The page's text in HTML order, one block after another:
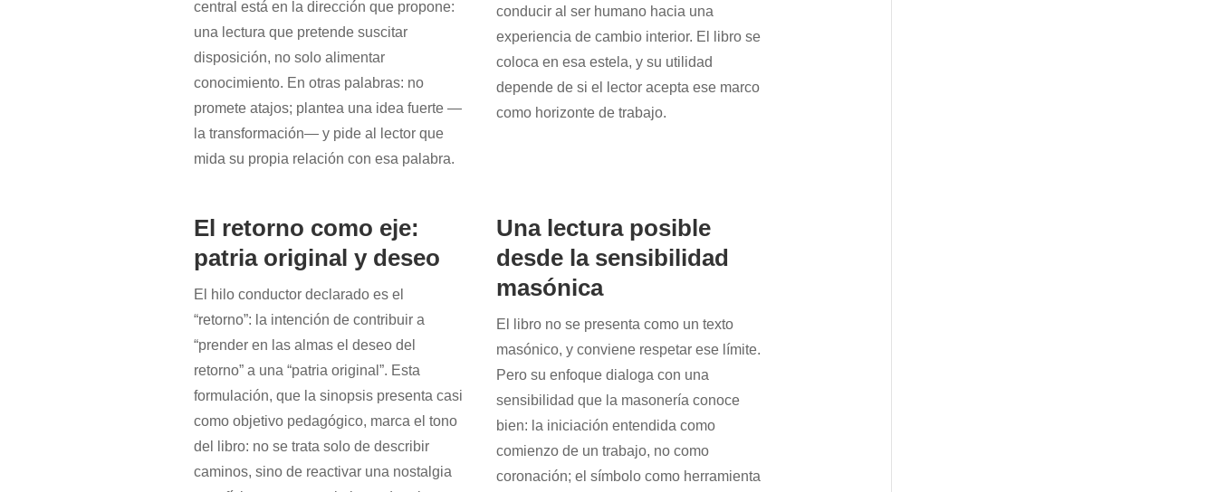
central está en la dirección que propone:
una lectura que pretende suscitar
disposición, no solo alimentar
conocimiento. En otras palabras: no
promete atajos; plantea una idea fuerte —
la transformación— y pide al lector que
mida su propia relación con esa palabra.
conducir al ser humano hacia una
experiencia de cambio interior. El libro se
coloca en esa estela, y su utilidad
depende de si el lector acepta ese marco
como horizonte de trabajo.
El retorno como eje:
patria original y deseo
El hilo conductor declarado es el
“retorno”: la intención de contribuir a
“prender en las almas el deseo del
retorno” a una “patria original”. Esta
formulación, que la sinopsis presenta casi
como objetivo pedagógico, marca el tono
del libro: no se trata solo de describir
caminos, sino de reactivar una nostalgia
Una lectura posible
desde la sensibilidad
masónica
El libro no se presenta como un texto
masónico, y conviene respetar ese límite.
Pero su enfoque dialoga con una
sensibilidad que la masonería conoce
bien: la iniciación entendida como
comienzo de un trabajo, no como
coronación; el símbolo como herramienta